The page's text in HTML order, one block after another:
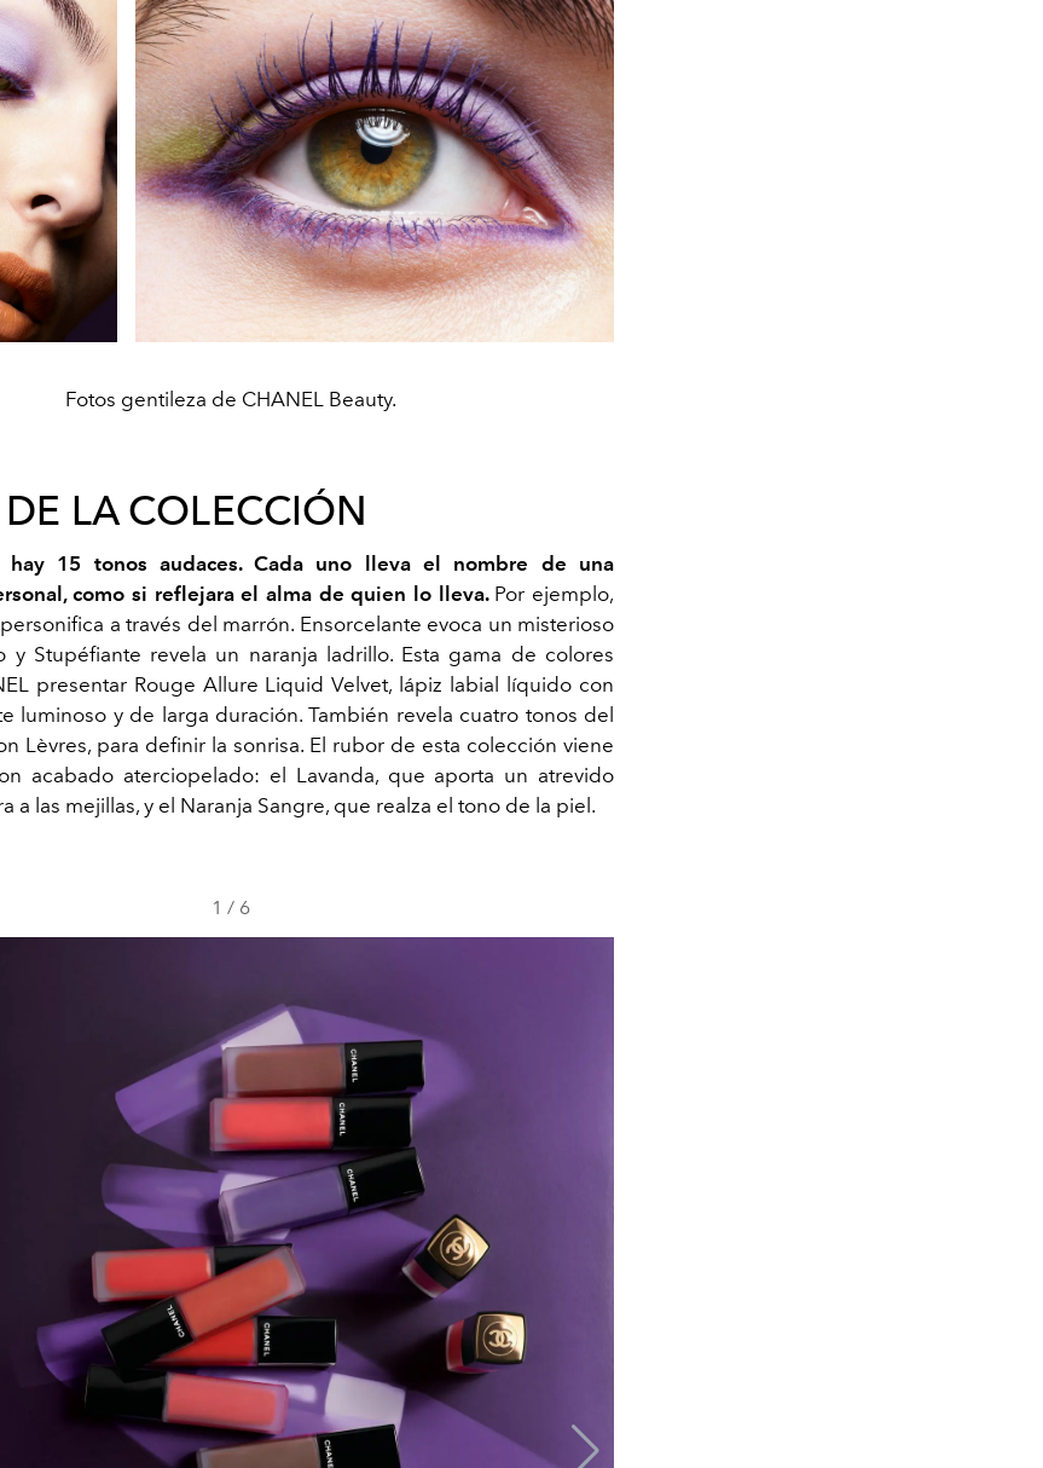
Fotos gentileza de CHANEL Beauty.
LA COLECCIÓN
hay 15 tonos audaces. Cada uno lleva el nombre de una
como si reflejara el alma de quien lo lleva. Por ejemplo,
a través del marrón. Ensorcelante evoca un misterioso
y Stupéfiante revela un naranja ladrillo. Esta gama de colores
presentar Rouge Allure Liquid Velvet, lápiz labial líquido con
luminoso y de larga duración. También revela cuatro tonos del
Lèvres, para definir la sonrisa. El rubor de esta colección viene
acabado aterciopelado: el Lavanda, que aporta un atrevido
a las mejillas, y el Naranja Sangre, que realza el tono de la piel.
1 / 6